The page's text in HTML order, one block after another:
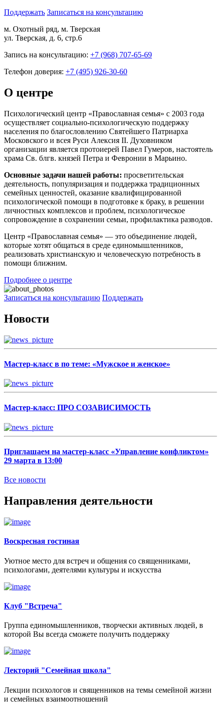
Поддержать Записаться на консультацию
м. Охотный ряд, м. Тверская
ул. Тверская, д. 6, стр.6
Запись на консультацию: +7 (968) 707-65-69
Телефон доверия: +7 (495) 926-30-60
О центре
Психологический центр «Православная семья» с 2003 года
осуществляет социально-психологическую поддержку
населения по благословлению Святейшего Патриарха
Московского и всея Руси Алексия II. Духовником
организации является протоиерей Павел Гумеров, настоятель
храма Св. блгв. князей Петра и Февронии в Марьино.
Основные задачи нашей работы: просветительская
деятельность, популяризация и поддержка традиционных
семейных ценностей, оказание квалифицированной
психологической помощи в подготовке к браку, в решении
личностных комплексов и проблем, психологическое
сопровождение в сохранении семьи, профилактика разводов.
Центр «Православная семья» — это объединение людей,
которые хотят общаться в среде единомышленников,
реализовать христианскую и человеческую потребность в
помощи ближним.
Подробнее о центре
Записаться на консультацию Поддержать
Новости
Мастер-класс в по теме: «Мужское и женское»
Мастер-класс: ПРО СОЗАВИСИМОСТЬ
Приглашаем на мастер-класс «Управление конфликтом»
29 марта в 13:00
Все новости
Направления деятельности
Воскресная гостиная
Уютное место для встреч и общения со священниками,
психологами, деятелями культуры и искусства
Клуб "Встреча"
Группа единомышленников, творчески активных людей, в
которой Вы всегда сможете получить поддержку
Лекторий "Семейная школа"
Лекции психологов и священников на темы семейной жизни
и семейных взаимоотношений